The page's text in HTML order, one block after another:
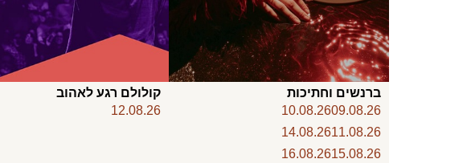
ברנשים וחתיכות
09.08.26
10.08.26
11.08.26
14.08.26
15.08.26
16.08.26
קולולם רגע לאהוב
12.08.26